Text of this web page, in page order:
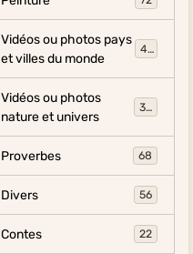
Vidéos ou photos pays
et villes du monde
454
Vidéos ou photos
nature et univers
325
Proverbes 68
Divers 56
Contes 22